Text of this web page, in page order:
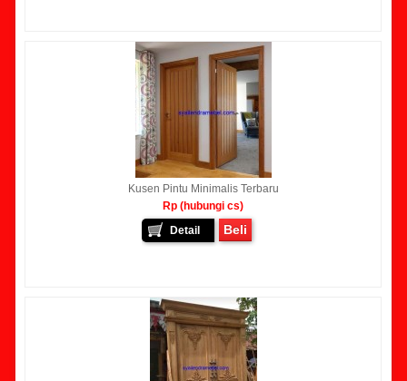
Kusen Pintu Minimalis Terbaru
Rp (hubungi cs)
Detail
Beli